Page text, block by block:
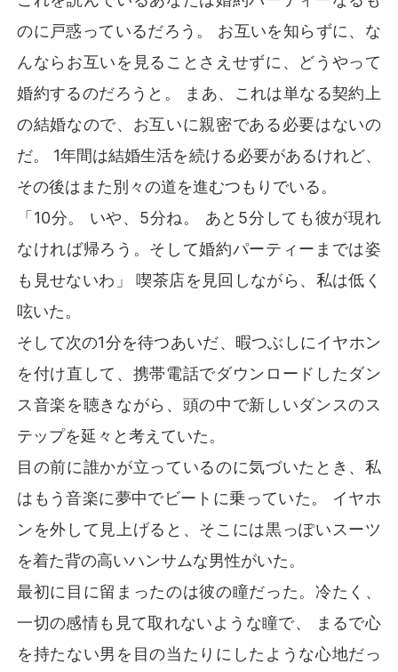
まった。
    ガブリエルはマディリンの愛に応えることができるの
* * *
き、生涯で最も愚かな契約をしてしまった。それは兄の
親友であり初恋の人でもあるアレクサンダー・ジョナサ
名な女たらしだったからだ。
    しかし彼らがそのとき予想もしていなかったのは、婚
姻届が馬鹿げた紙切れになることだけではなかった。そ
れは彼女の心境である。夫に4年間ほったらかしにされ
てもなお、彼を深く愛していた。
   彼が戻ってきた今、彼女は長いあいだ自分を価値のな
い存在のように感じさせた男を信じられるだろうか？彼
女が待ち続けた数年間のように、何が起きても彼を受け
入れ、愛し続けることができるのだろうか？
のに戸惑っているだろう。 お互いを知らずに、な
んならお互いを見ることさえせずに、どうやって
婚約するのだろうと。 まあ、これは単なる契約上
の結婚なので、お互いに親密である必要はないの
だ。 1年間は結婚生活を続ける必要があるけれど、
その後はまた別々の道を進むつもりでいる。
「10分。 いや、5分ね。 あと5分しても彼が現れ
なければ帰ろう。そして婚約パーティーまでは姿
も見せないわ」 喫茶店を見回しながら、私は低く
呟いた。
そして次の1分を待つあいだ、暇つぶしにイヤホン
を付け直して、携帯電話でダウンロードしたダン
ス音楽を聴きながら、頭の中で新しいダンスのス
テップを延々と考えていた。
目の前に誰かが立っているのに気づいたとき、私
はもう音楽に夢中でビートに乗っていた。 イヤホ
ンを外して見上げると、そこには黒っぽいスーツ
を着た背の高いハンサムな男性がいた。
最初に目に留まったのは彼の瞳だった。冷たく、
一切の感情も見て取れないような瞳で、 まるで心
を持たない男を目の当たりにしたような心地だっ